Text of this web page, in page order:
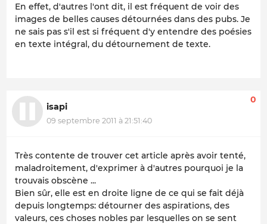
En effet, d'autres l'ont dit, il est fréquent de voir des
images de belles causes détournées dans des pubs. Je
ne sais pas s'il est si fréquent d'y entendre des poésies
en texte intégral, du détournement de texte.
isapi
09 septembre 2011 à 21:51:40
0
Très contente de trouver cet article après avoir tenté,
maladroitement, d'exprimer à d'autres pourquoi je la
trouvais obscène ...
Bien sûr, elle est en droite ligne de ce qui se fait déjà
depuis longtemps: détourner des aspirations, des
valeurs, ces choses nobles par lesquelles on se sent